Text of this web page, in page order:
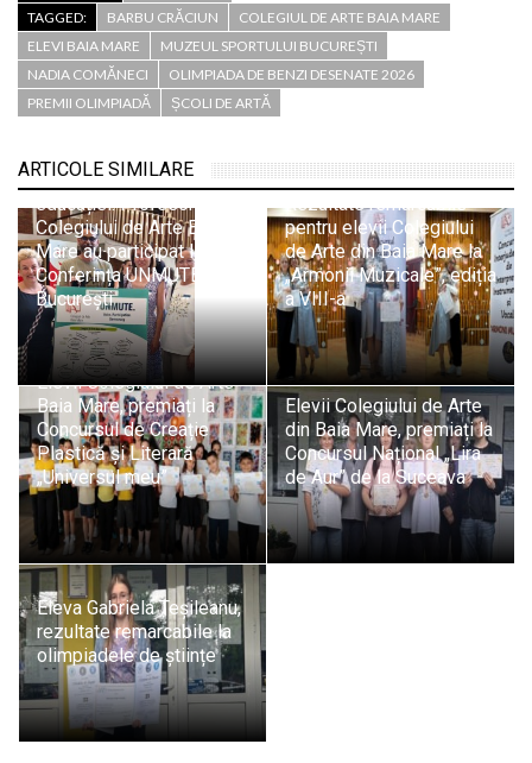
TAGGED:
BARBU CRĂCIUN
COLEGIUL DE ARTE BAIA MARE
ELEVI BAIA MARE
MUZEUL SPORTULUI BUCUREȘTI
NADIA COMĂNECI
OLIMPIADA DE BENZI DESENATE 2026
PREMII OLIMPIADĂ
ȘCOLI DE ARTĂ
ARTICOLE SIMILARE
Implicare pentru viitorul
educației: Profesori ai
Colegiului de Arte Baia
Mare au participat la
Conferința UNMUTE din
București
Rezultate remarcabile
pentru elevii Colegiului
de Arte din Baia Mare la
„Armonii Muzicale”, ediția
a VIII-a
Elevii Colegiului de Arte
Baia Mare, premiați la
Concursul de Creație
Plastică și Literară
„Universul meu”
Elevii Colegiului de Arte
din Baia Mare, premiați la
Concursul Național „Lira
de Aur” de la Suceava
Eleva Gabriela Teșileanu,
rezultate remarcabile la
olimpiadele de științe